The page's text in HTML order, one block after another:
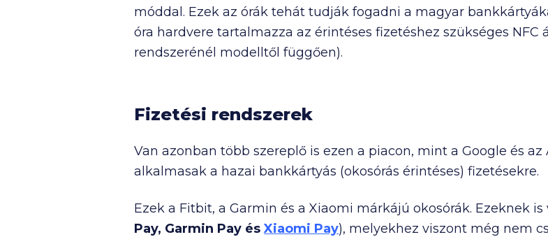
móddal. Ezek az órák tehát tudják fogadni a magyar
óra hardvere tartalmazza az érintéses fizetéshez szükséges NFC
rendszerénél modelltől függően).
Fizetési rendszerek
Van azonban több szereplő is ezen a piacon, mint a Google és
alkalmasak a hazai bankkártyás (okosórás érintéses) fizetésekre.
Ezek a Fitbit, a Garmin és a Xiaomi márkájú okosórák. Ezeknek
Pay, Garmin Pay ésXiaomi Pay), melyekhez viszont még nem